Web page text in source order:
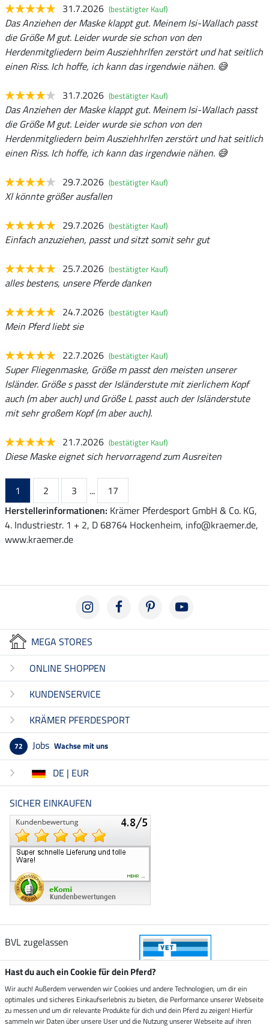
31.7.2026 (bestätigter Kauf)
Das Anziehen der Maske klappt gut. Meinem Isi-Wallach passt
die Größe M gut. Leider wurde sie schon von den
Herdenmitgliedern beim Ausziehhrlfen zerstört und hat seitlich
einen Riss. Ich hoffe, ich kann das irgendwie nähen. 😅
31.7.2026 (bestätigter Kauf)
Das Anziehen der Maske klappt gut. Meinem Isi-Wallach passt
die Größe M gut. Leider wurde sie schon von den
Herdenmitgliedern beim Ausziehhrlfen zerstört und hat seitlich
einen Riss. Ich hoffe, ich kann das irgendwie nähen. 😅
29.7.2026 (bestätigter Kauf)
Xl könnte größer ausfallen
29.7.2026 (bestätigter Kauf)
Einfach anzuziehen, passt und sitzt somit sehr gut
25.7.2026 (bestätigter Kauf)
alles bestens, unsere Pferde danken
24.7.2026 (bestätigter Kauf)
Mein Pferd liebt sie
22.7.2026 (bestätigter Kauf)
Super Fliegenmaske, Größe m passt den meisten unserer
Isländer. Größe s passt der Isländerstute mit zierlichem Kopf
auch (m aber auch) und Größe L passt auch der Isländerstute
mit sehr großem Kopf (m aber auch).
21.7.2026 (bestätigter Kauf)
Diese Maske eignet sich hervorragend zum Ausreiten
1 2 3 ...
17
Herstellerinformationen: Krämer Pferdesport GmbH & Co. KG,
4. Industriestr. 1 + 2, D 68764 Hockenheim, info@kraemer.de,
www.kraemer.de
MEGA STORES
ONLINE SHOPPEN
KUNDENSERVICE
KRÄMER PFERDESPORT
72 Jobs Wachse mit uns
DE | EUR
SICHER EINKAUFEN
BVL zugelassen
Zustellung durch
Hast du auch ein Cookie für dein Pferd?
Wir auch! Außerdem verwenden wir Cookies und andere Technologien, um dir ein
optimales und sicheres Einkaufserlebnis zu bieten, die Performance unserer Webseite
zu messen und um dir relevante Produkte für dich und dein Pferd zu zeigen! Hierfür
sammeln wir Daten über unsere User und die Nutzung unserer Webseite auf ihren